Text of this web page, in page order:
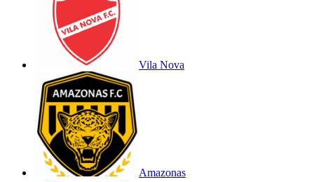
Vila Nova
Amazonas